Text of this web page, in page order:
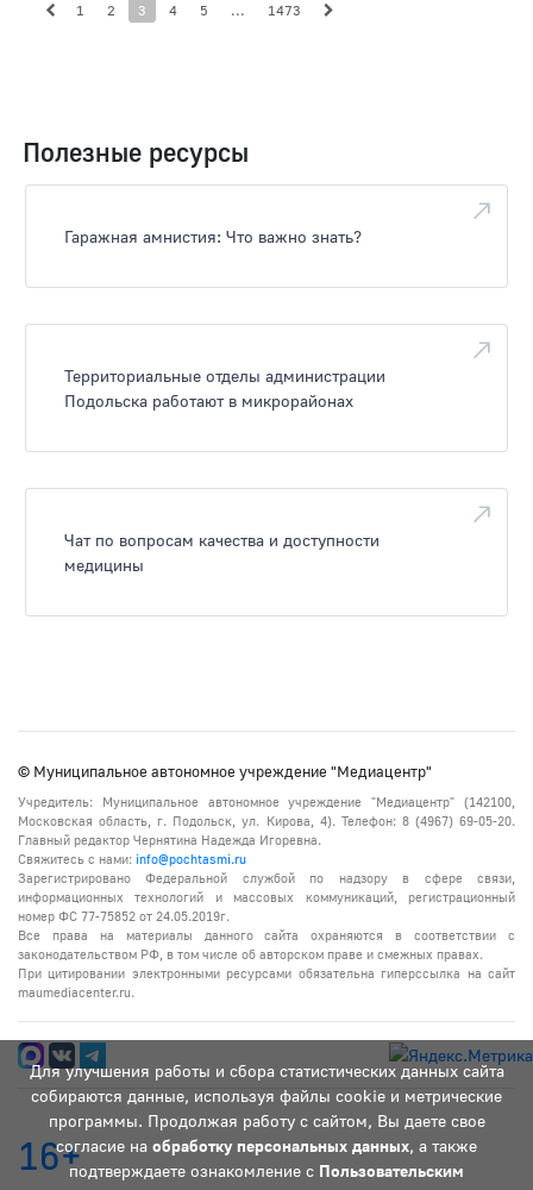
1 2 3 4 5 ... 1473
Полезные ресурсы
Гаражная амнистия: Что важно знать?
Территориальные отделы администрации
Подольска работают в микрорайонах
Чат по вопросам качества и доступности
медицины
Для улучшения работы и сбора статистических данных сайта
собираются данные, используя файлы cookie и метрические
программы. Продолжая работу с сайтом, Вы даете свое
согласие на обработку персональных данных, а также
подтверждаете ознакомление с Пользовательским
© Муниципальное автономное учреждение "Медиацентр"
Учредитель: Муниципальное автономное учреждение "Медиацентр" (142100,
Московская область, г. Подольск, ул. Кирова, 4). Телефон: 8 (4967) 69-05-20.
Главный редактор Чернятина Надежда Игоревна.
Свяжитесь с нами: info@pochtasmi.ru
Зарегистрировано Федеральной службой по надзору в сфере связи,
информационных технологий и массовых коммуникаций, регистрационный
номер ФС 77-75852 от 24.05.2019г.
Все права на материалы данного сайта охраняются в соответствии с
законодательством РФ, в том числе об авторском праве и смежных правах.
При цитировании электронными ресурсами обязательна гиперссылка на сайт
maumediacenter.ru.
16+